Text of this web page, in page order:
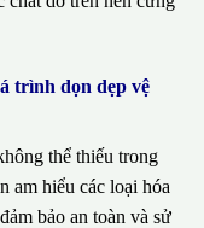
trình dọn dẹp vệ
thể thiếu trong
am hiểu các loại hóa
bảo an toàn và sử